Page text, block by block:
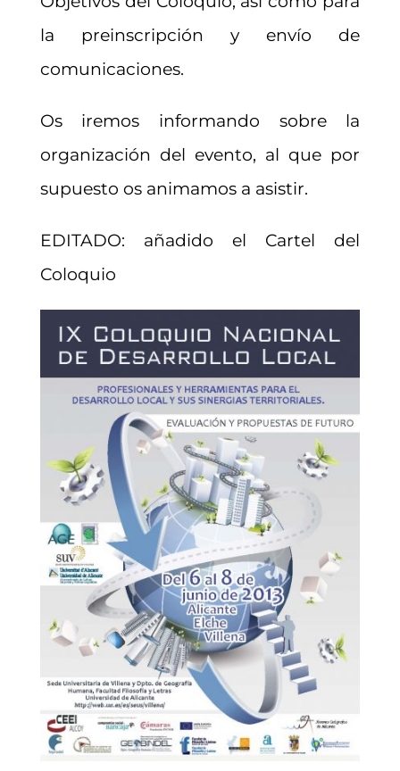
la preinscripción y envío de
comunicaciones.
Os iremos informando sobre la
organización del evento, al que por
supuesto os animamos a asistir.
EDITADO: añadido el Cartel del
Coloquio